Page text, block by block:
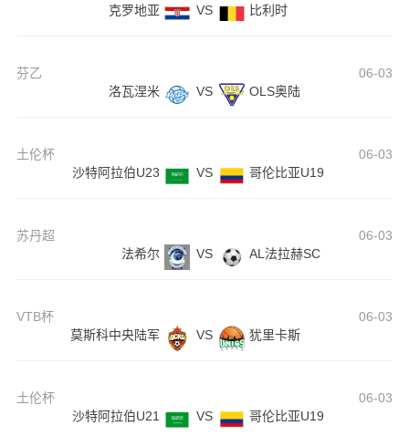
克罗地亚
VS 比利时
芬乙
06-03
洛瓦涅米
VS OLS奥陆
土伦杯
06-03
沙特阿拉伯U23
VS 哥伦比亚U19
苏丹超
06-03
法希尔
VS AL法拉赫SC
VTB杯
06-03
莫斯科中央陆军
VS 犹里卡斯
土伦杯
06-03
沙特阿拉伯U21
VS 哥伦比亚U19